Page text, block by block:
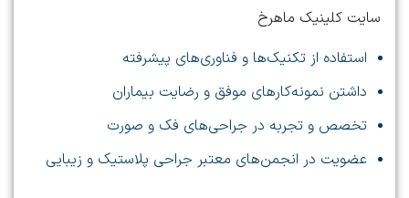
سایت کلینیک ماهرخ
استفاده از تکنیک‌ها و فناوری‌های پیشرفته
داشتن نمونه‌کارهای موفق و رضایت بیماران
تخصص و تجربه در جراحی‌های فک و صورت
عضویت در انجمن‌های معتبر جراحی پلاستیک و زیبایی